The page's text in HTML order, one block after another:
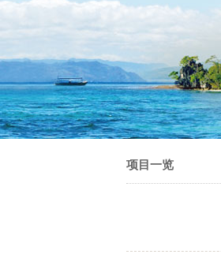
项目一览